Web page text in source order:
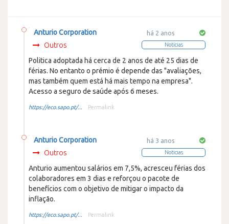
há 2 anos
Noticias
Anturio Corporation
Outros
Politica adoptada há cerca de 2 anos de até 25 dias de
férias. No entanto o prémio é depende das "avaliações,
mas também quem está há mais tempo na empresa".
Acesso a seguro de saúde após 6 meses.
https://eco.sapo.pt/... Permalink
há 3 anos
Noticias
Anturio Corporation
Outros
Anturio aumentou salários em 7,5%, acresceu férias dos
colaboradores em 3 dias e reforçou o pacote de
benefícios com o objetivo de mitigar o impacto da
inflação.
https://eco.sapo.pt/... Permalink